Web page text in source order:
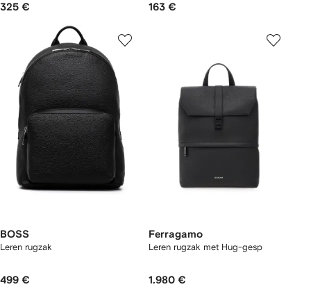
325 € 163 €
BOSS
Leren rugzak
499 €
Ferragamo
Leren rugzak met Hug-gesp
1.980 €